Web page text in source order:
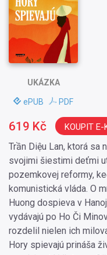
UKÁZKA
ePUB PDF
Trần Diệu Lan, ktorá sa
svojimi šiestimi deťmi
pozemkovej reformy,
komunistická vláda. O
Huong dospieva v
vydávajú po Ho Či
rozdelil nielen ich
Hory spievajú prináša
619 Kč KOUPIT E-